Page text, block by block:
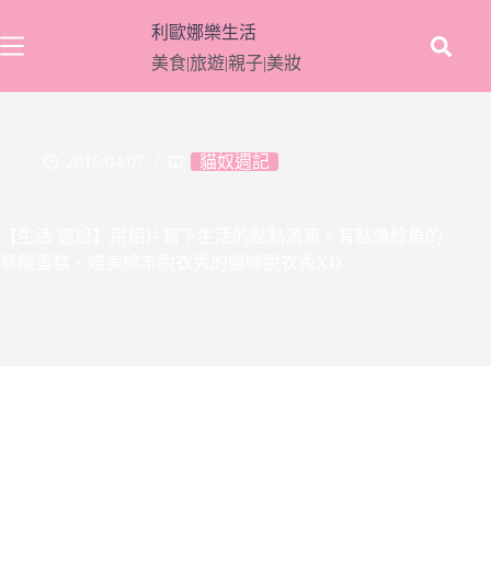
至
要
利歐娜樂生活
美食|旅遊|親子|美妝
貓奴週記